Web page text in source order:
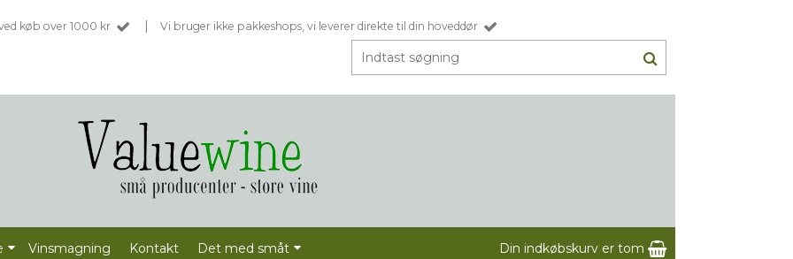
køb over 1000 kr | Vi bruger ikke pakkeshops, vi leverer direkte til din hoveddør
Vinsmagning Kontakt Det med småt Din indkøbskurv er tom